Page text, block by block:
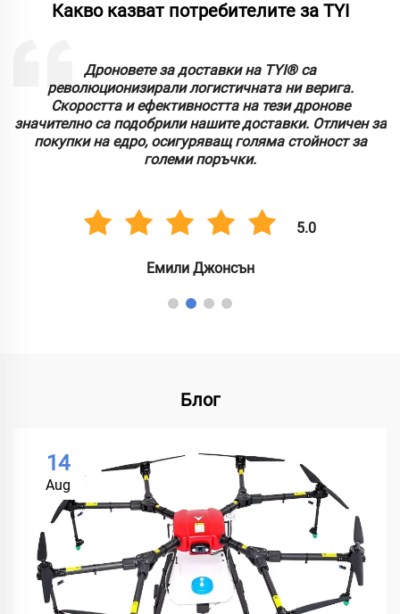
Какво казват потребителите за TYI
Дроновете за доставки на TYI® са
революционизирали логистичната ни верига.
Скоростта и ефективността на тези дронове
значително са подобрили нашите доставки. Отличен за
покупки на едро, осигуряващ голяма стойност за
големи поръчки.
5.0
Емили Джонсън
Блог
14
Aug